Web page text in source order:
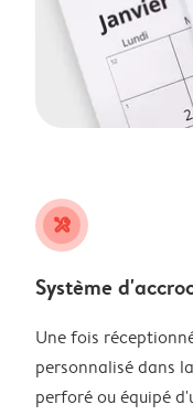
tools
Système
Une fois
personnalisé dans
perforé ou équipé